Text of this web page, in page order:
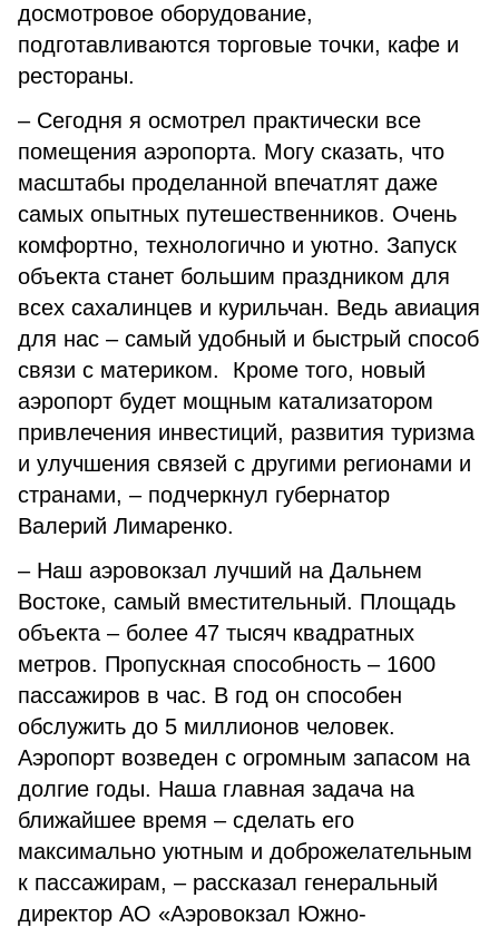
досмотровое оборудование,
подготавливаются торговые точки, кафе и
рестораны.
– Сегодня я осмотрел практически все
помещения аэропорта. Могу сказать, что
масштабы проделанной впечатлят даже
самых опытных путешественников. Очень
комфортно, технологично и уютно. Запуск
объекта станет большим праздником для
всех сахалинцев и курильчан. Ведь авиация
для нас – самый удобный и быстрый способ
связи с материком. Кроме того, новый
аэропорт будет мощным катализатором
привлечения инвестиций, развития туризма
и улучшения связей с другими регионами и
странами, – подчеркнул губернатор
Валерий Лимаренко.
– Наш аэровокзал лучший на Дальнем
Востоке, самый вместительный. Площадь
объекта – более 47 тысяч квадратных
метров. Пропускная способность – 1600
пассажиров в час. В год он способен
обслужить до 5 миллионов человек.
Аэропорт возведен с огромным запасом на
долгие годы. Наша главная задача на
ближайшее время – сделать его
максимально уютным и доброжелательным
к пассажирам, – рассказал генеральный
директор АО «Аэровокзал Южно-